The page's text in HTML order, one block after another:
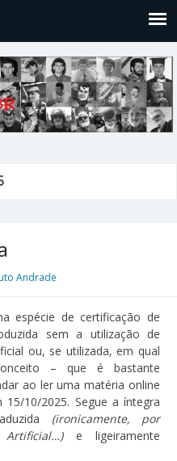
Andrade
espécie de certificação de
sem a utilização de
ou, se utilizada, em qual
– que é bastante
ao ler uma matéria online
15/10/2025. Segue a íntegra
(ironicamente, por
e ligeiramente